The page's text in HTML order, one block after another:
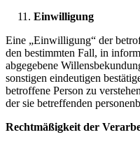
Einwilligung
Eine „Einwilligung“ der
den bestimmten Fall, in
abgegebene
sonstigen eindeutigen
betroffene Person zu
der sie betreffenden
Rechtmäßigkeit der